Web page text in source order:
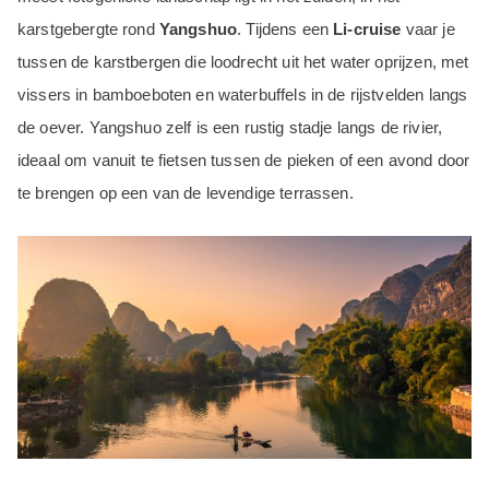
karstgebergte rond Yangshuo. Tijdens een Li-cruise vaar je
tussen de karstbergen die loodrecht uit het water oprijzen, met
vissers in bamboeboten en waterbuffels in de rijstvelden langs
de oever. Yangshuo zelf is een rustig stadje langs de rivier,
ideaal om vanuit te fietsen tussen de pieken of een avond door
te brengen op een van de levendige terrassen.